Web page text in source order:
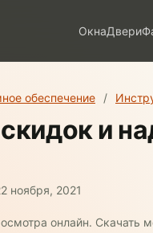
ОкнаДвери
обеспечение /
и
ноября, 2021
онлайн.